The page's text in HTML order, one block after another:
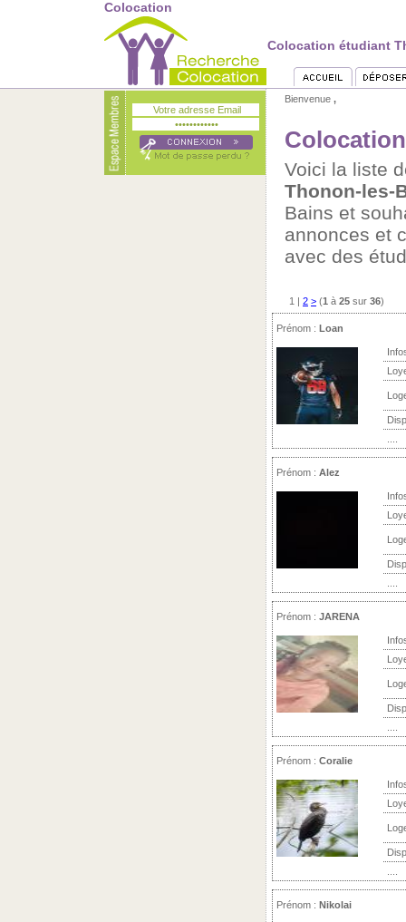
Colocation
Colocation étudiant
Bienvenue ,
Voici la liste
Thonon-les-
Bains et
annonces et
avec des
1 | 2 > (1 à 25 sur 36)
Prénom : Loan
Prénom : Alez
Prénom : JARENA
Prénom : Coralie
Prénom : Nikolai